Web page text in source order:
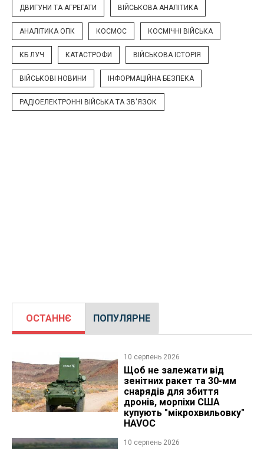
ДВИГУНИ ТА АГРЕГАТИ ВІЙСЬКОВА АНАЛІТИКА
АНАЛІТИКА ОПК КОСМОС КОСМІЧНІ ВІЙСЬКА
КБ ЛУЧ КАТАСТРОФИ ВІЙСЬКОВА ІСТОРІЯ
ВІЙСЬКОВІ НОВИНИ ІНФОРМАЦІЙНА БЕЗПЕКА
РАДІОЕЛЕКТРОННІ ВІЙСЬКА ТА ЗВ'ЯЗОК
ОСТАННЄ ПОПУЛЯРНЕ
10 серпень 2026
Щоб не залежати від
зенітних ракет та 30-мм
снарядів для збиття
дронів, морпіхи США
купують "мікрохвильовку"
HAVOC
10 серпень 2026